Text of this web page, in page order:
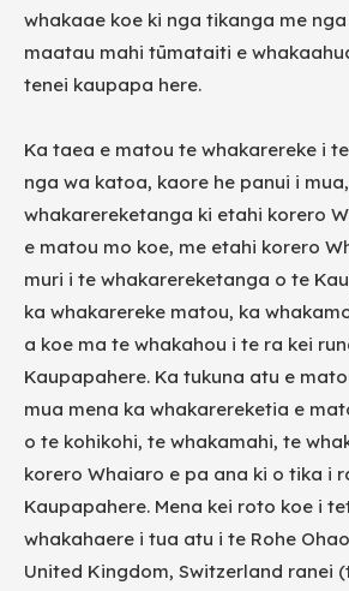
whakaae koe ki nga tikanga me
maatau mahi tūmataiti e
tenei kaupapa here.
Ka taea e matou te whakarereke i
nga wa katoa, kaore he panui i
whakarereketanga ki etahi korero
e matou mo koe, me etahi korero
muri i te whakarereketanga o te
ka whakarereke matou, ka
a koe ma te whakahou i te ra kei
Kaupapahere. Ka tukuna atu e
mua mena ka whakarereketia e
o te kohikohi, te whakamahi, te
korero Whaiaro e pa ana ki o tika i
Kaupapahere. Mena kei roto koe i
whakahaere i tua atu i te Rohe
United Kingdom, Switzerland ranei